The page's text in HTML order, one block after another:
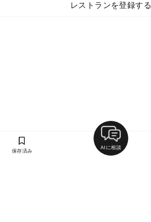
レストランを登録する
保存済み
AIに相談